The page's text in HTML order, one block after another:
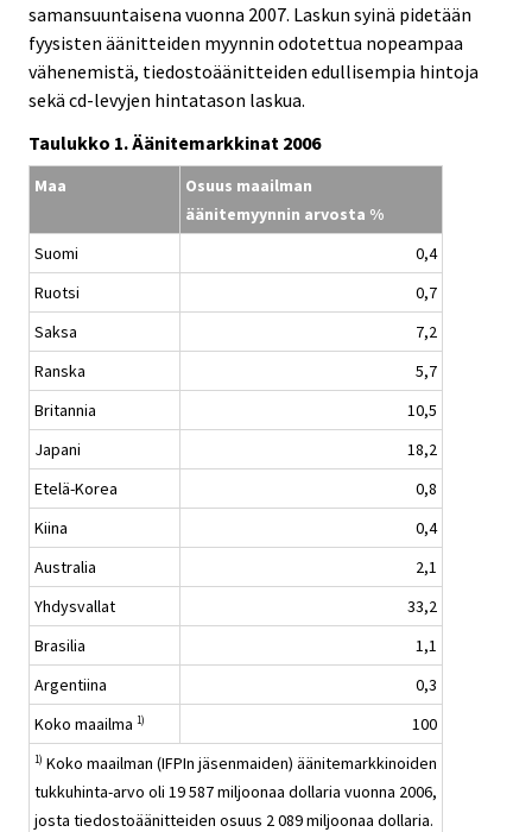
samansuuntaisena vuonna 2007. Laskun syinä pidetään
fyysisten äänitteiden myynnin odotettua nopeampaa
vähenemistä, tiedostoäänitteiden edullisempia hintoja
sekä cd-levyjen hintatason laskua.
Taulukko 1. Äänitemarkkinat 2006
Maa
Osuus maailman
äänitemyynnin arvosta %
Suomi
0,4
Ruotsi
0,7
Saksa
7,2
Ranska
5,7
Britannia
10,5
Japani
18,2
Etelä-Korea
0,8
Kiina
0,4
Australia
2,1
Yhdysvallat
33,2
Brasilia
1,1
Argentiina
0,3
Koko maailma 1) 100
1) Koko maailman (IFPIn jäsenmaiden) äänitemarkkinoiden
tukkuhinta-arvo oli 19 587 miljoonaa dollaria vuonna 2006,
josta tiedostoäänitteiden osuus 2 089 miljoonaa dollaria.